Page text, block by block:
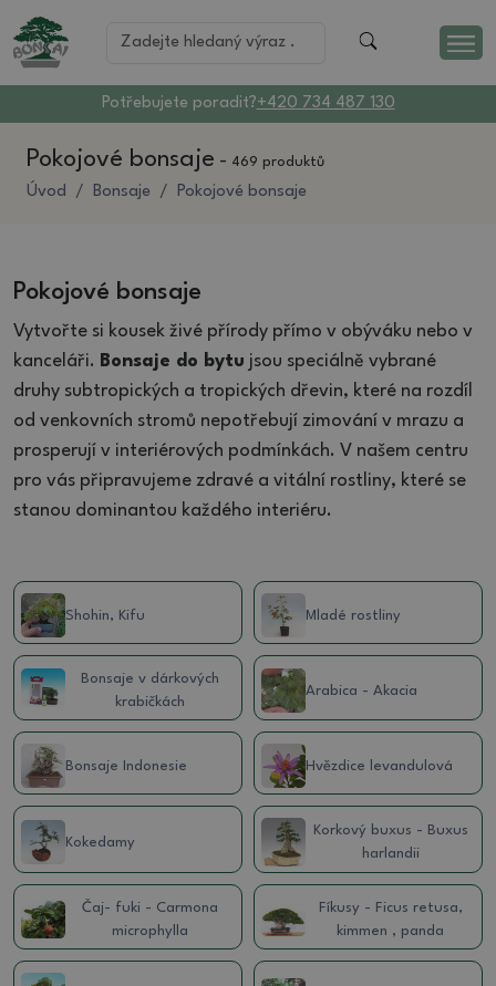
Potřebujete poradit?+420 734 487 130
Pokojové bonsaje - 469 produktů
Úvod Bonsaje Pokojové bonsaje
Pokojové bonsaje
Vytvořte si kousek živé přírody přímo v obýváku nebo v
kanceláři. Bonsaje do bytu jsou speciálně vybrané
druhy subtropických a tropických dřevin, které na rozdíl
od venkovních stromů nepotřebují zimování v mrazu a
prosperují v interiérových podmínkách. V našem centru
pro vás připravujeme zdravé a vitální rostliny, které se
stanou dominantou každého interiéru.
Shohin, Kifu Mladé rostliny
Bonsaje v dárkových
krabičkách
Arabica - Akacia
Bonsaje Indonesie Hvězdice levandulová
Kokedamy
Korkový buxus - Buxus
harlandii
Čaj- fuki - Carmona
microphylla
Fíkusy - Ficus retusa,
kimmen , panda